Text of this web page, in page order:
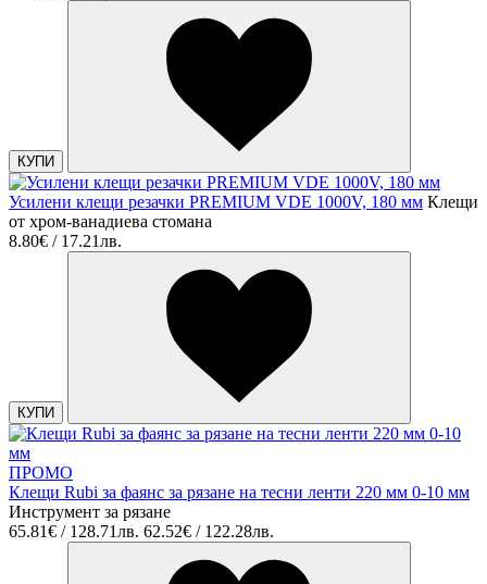
КУПИ
Усилени клещи резачки PREMIUM VDE 1000V, 180 мм Клещи
от хром-ванадиева стомана
8.80€ / 17.21лв.
КУПИ
ПРОМО
Клещи Rubi за фаянс за рязане на тесни ленти 220 мм 0-10 мм
Инструмент за рязане
65.81€ / 128.71лв. 62.52€ / 122.28лв.